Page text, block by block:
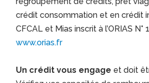
crédit consommation et en crédit
CFCAL et Mias inscrit à l’ORIAS N°
www.orias.fr
Un crédit vous engage et doit